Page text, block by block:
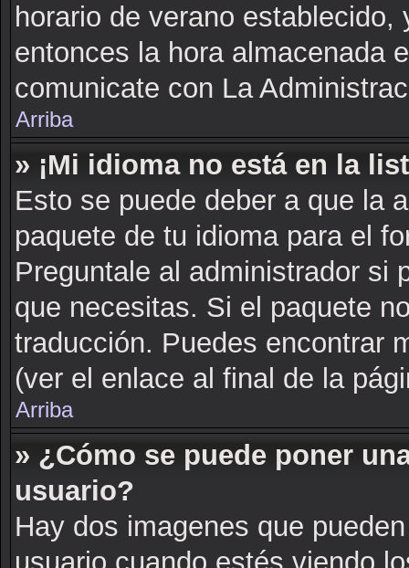
horario de verano
entonces la hora almacenada
comunicate con La
Arriba
» ¡Mi idioma no está en la
Esto se puede deber a que la
paquete de tu idioma para el
Preguntale al administrador si
que necesitas. Si el paquete
traducción. Puedes encontrar
(ver el enlace al final de la
Arriba
» ¿Cómo se puede poner
usuario?
Hay dos imagenes que